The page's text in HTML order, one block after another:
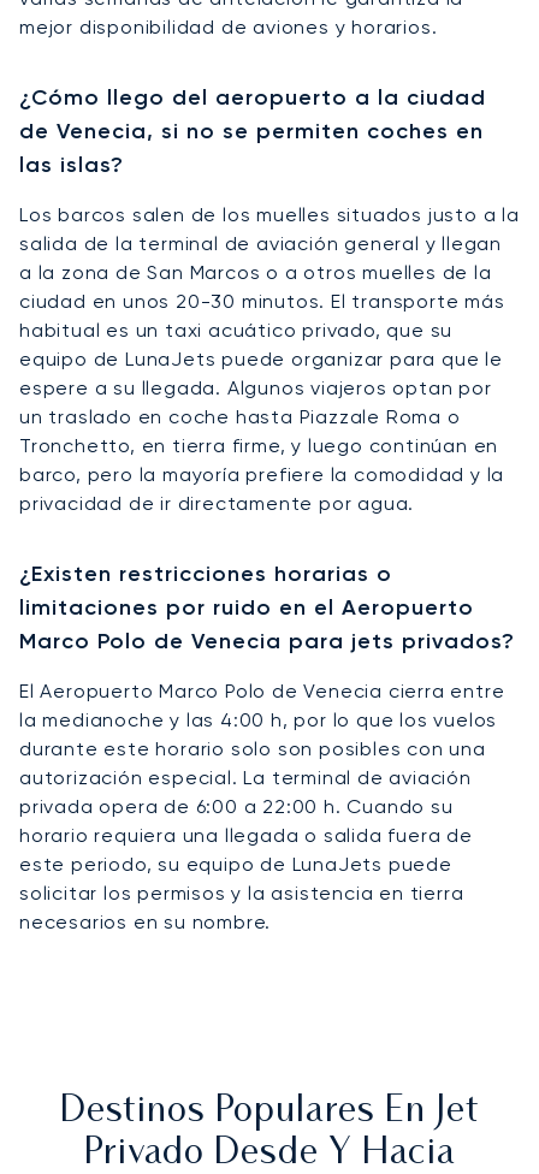
mejor disponibilidad de aviones y horarios.
¿Cómo llego del aeropuerto a la ciudad
de Venecia, si no se permiten coches en
las islas?
Los barcos salen de los muelles situados justo a la
salida de la terminal de aviación general y llegan
a la zona de San Marcos o a otros muelles de la
ciudad en unos 20-30 minutos. El transporte más
habitual es un taxi acuático privado, que su
equipo de LunaJets puede organizar para que le
espere a su llegada. Algunos viajeros optan por
un traslado en coche hasta Piazzale Roma o
Tronchetto, en tierra firme, y luego continúan en
barco, pero la mayoría prefiere la comodidad y la
privacidad de ir directamente por agua.
¿Existen restricciones horarias o
limitaciones por ruido en el Aeropuerto
Marco Polo de Venecia para jets privados?
El Aeropuerto Marco Polo de Venecia cierra entre
la medianoche y las 4:00 h, por lo que los vuelos
durante este horario solo son posibles con una
autorización especial. La terminal de aviación
privada opera de 6:00 a 22:00 h. Cuando su
horario requiera una llegada o salida fuera de
este periodo, su equipo de LunaJets puede
solicitar los permisos y la asistencia en tierra
necesarios en su nombre.
Destinos Populares En Jet
Privado Desde Y Hacia